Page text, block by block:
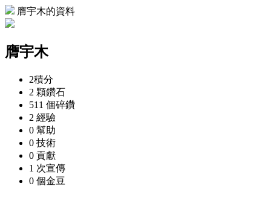
膺宇木的資料
膺宇木
2積分
2 顆鑽石
511 個碎鑽
2 經驗
0 幫助
0 技術
0 貢獻
1 次宣傳
0 個金豆